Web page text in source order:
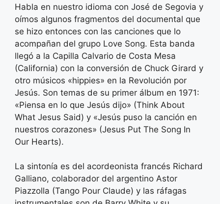
Habla en nuestro idioma con José de Segovia y
oímos algunos fragmentos del documental que
se hizo entonces con las canciones que lo
acompañan del grupo Love Song. Esta banda
llegó a la Capilla Calvario de Costa Mesa
(California) con la conversión de Chuck Girard y
otro músicos «hippies» en la Revolución por
Jesús. Son temas de su primer álbum en 1971:
«Piensa en lo que Jesús dijo» (Think About
What Jesus Said) y «Jesús puso la canción en
nuestros corazones» (Jesus Put The Song In
Our Hearts).
La sintonía es del acordeonista francés Richard
Galliano, colaborador del argentino Astor
Piazzolla (Tango Pour Claude) y las ráfagas